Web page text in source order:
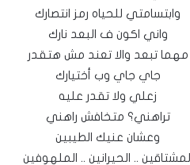
وابتسامتي للحياه رمز انتصارك
واني اكون ف البعد نارك
مهما تبعد والا تعند مش هتقدر
جاي جاي وب أختيارك
زعلي ولا تقدر عليه
تراهني؟ متخافش راهني
وعشان عنيك الطيبين
المشتاقين .. الحيرانين .. الملهوفين